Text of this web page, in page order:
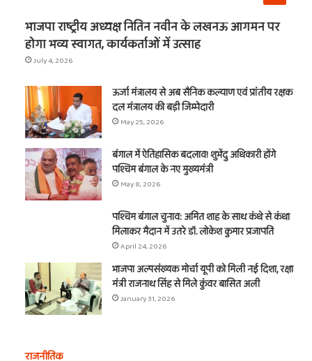
भाजपा राष्ट्रीय अध्यक्ष नितिन नवीन के लखनऊ आगमन पर
होगा भव्य स्वागत, कार्यकर्ताओं में उत्साह
July 4, 2026
ऊर्जा मंत्रालय से अब सैनिक कल्याण एवं प्रांतीय रक्षक
दल मंत्रालय की बड़ी जिम्मेदारी
May 25, 2026
बंगाल में ऐतिहासिक बदलाव! शुभेंदु अधिकारी होंगे
पश्चिम बंगाल के नए मुख्यमंत्री
May 8, 2026
पश्चिम बंगाल चुनाव: अमित शाह के साथ कंधे से कंधा
मिलाकर मैदान में उतरे डॉ. लोकेश कुमार प्रजापति
April 24, 2026
भाजपा अल्पसंख्यक मोर्चा यूपी को मिली नई दिशा, रक्षा
मंत्री राजनाथ सिंह से मिले कुंवर बासित अली
January 31, 2026
राजनीतिक